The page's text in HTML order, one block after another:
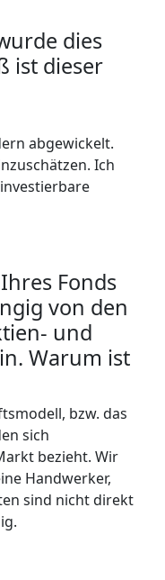
dies
ist dieser
abgewickelt.
Ich
Fonds
von den
und
Warum ist
bzw. das
sich
bezieht. Wir
Handwerker,
sind nicht direkt